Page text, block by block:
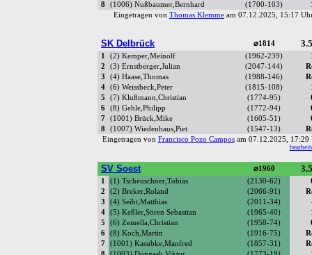
8 (1006) Nußbaumer,Bernhard (1700-103)
Eingetragen von Thomas Klemme am 07.12.2025, 15:17
SK Delbrück ⌀1814
1 (2) Kemper,Meinolf (1962-239)
2
(3) Ernstberger,Julian (2047-144)
3
(4) Haase,Thomas (1988-146)
4
(6) Weissbeck,Peter (1815-108)
5
(7) Klußmann,Christian (1774-95)
6
(8) Gehle,Philipp (1772-94)
7
(1001) Brück,Mike (1605-51)
8
(1007) Wiedenhaus,Piet (1547-13)
Eingetragen von Francisco Pozo Camposam 07.12.2025,
SV Soest ⌀1960
1 (1) Tscheuschner,Tobias (2130-62)
2
(2) Breker,Roland (2066-91)
3
(4) Seibt,Matthias (2011-34)
4
(5) Keßler,Sören Sebastian (1965-40)
5
(6) Zemella,Christian (1958-74)
6
(8) Koch,Martin (1916-75)
7
(1001) Kasubke,Manfred (1857-31)